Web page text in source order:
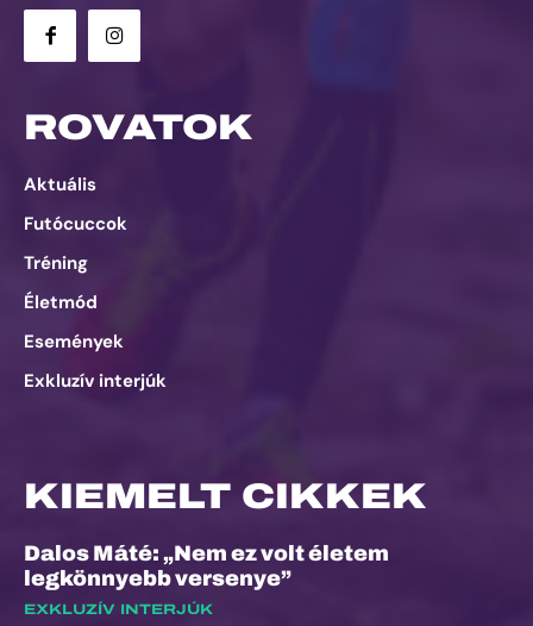
ROVATOK
Aktuális
Futócuccok
Tréning
Életmód
Események
Exkluzív interjúk
KIEMELT CIKKEK
Dalos Máté: „Nem ez volt életem
legkönnyebb versenye”
EXKLUZÍV INTERJÚK